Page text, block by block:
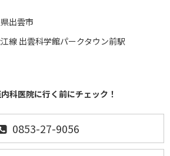
出雲市
線 出雲科学館パークタウン前駅
科医院に行く前にチェック！
0853-27-9056